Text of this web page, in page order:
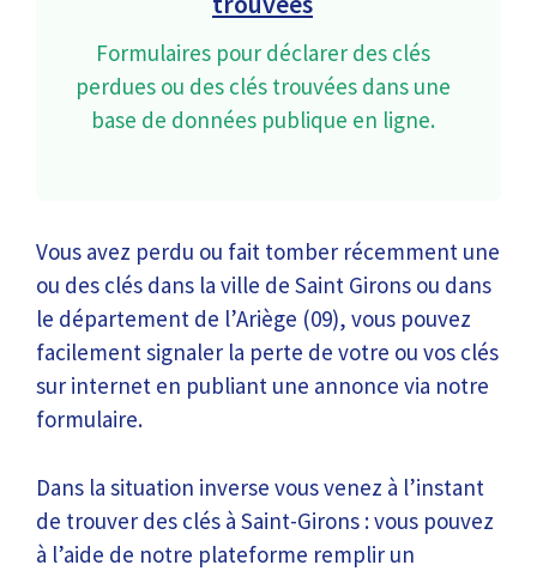
Formulaires pour déclarer des clés
perdues ou des clés trouvées dans une
base de données publique en ligne.
Vous avez perdu ou fait tomber récemment une
ou des clés dans la ville de Saint Girons ou dans
le département de l’Ariège (09), vous pouvez
facilement signaler la perte de votre ou vos clés
sur internet en publiant une annonce via notre
formulaire.
Dans la situation inverse vous venez à l’instant
de trouver des clés à Saint-Girons : vous pouvez
à l’aide de notre plateforme remplir un